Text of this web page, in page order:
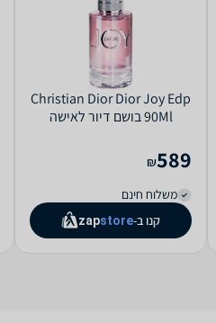
Christian Dior Dior Joy Edp
90Ml בושם דיור לאישה
589
₪
משלוח חינם
קנו ב-
zapstore